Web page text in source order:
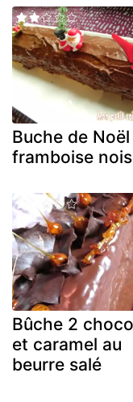
Buche de Noël
framboise
Bûche 2
et caramel au
beurre salé